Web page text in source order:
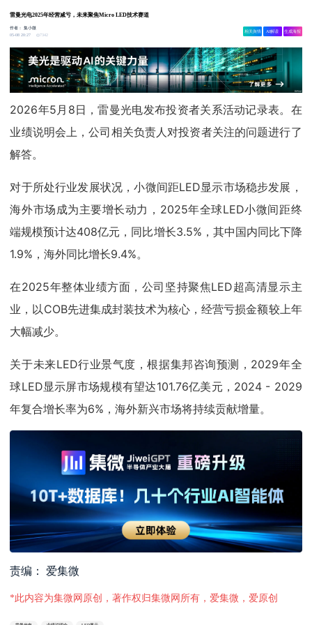
雷曼光电2025年经营减亏，未来聚焦Micro LED技术赛道
作者：集小微
05-08 20:27
7342
相关舆情 AI解读 生成海报
2026年5月8日，雷曼光电发布投资者关系活动记录表。在
业绩说明会上，公司相关负责人对投资者关注的问题进行了
解答。
对于所处行业发展状况，小微间距LED显示市场稳步发展，
海外市场成为主要增长动力，2025年全球LED小微间距终
端规模预计达408亿元，同比增长3.5%，其中国内同比下降
1.9%，海外同比增长9.4%。
在2025年整体业绩方面，公司坚持聚焦LED超高清显示主
业，以COB先进集成封装技术为核心，经营亏损金额较上年
大幅减少。
关于未来LED行业景气度，根据集邦咨询预测，2029年全
球LED显示屏市场规模有望达101.76亿美元，2024 - 2029
年复合增长率为6%，海外新兴市场将持续贡献增量。
责编： 爱集微
*此内容为集微网原创，著作权归集微网所有，爱集微，爱原创